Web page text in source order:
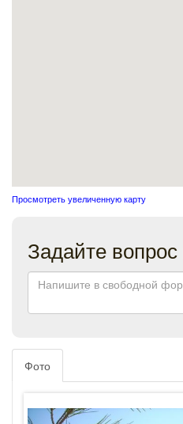
Просмотреть увеличенную карту
Задайте вопрос
Фото